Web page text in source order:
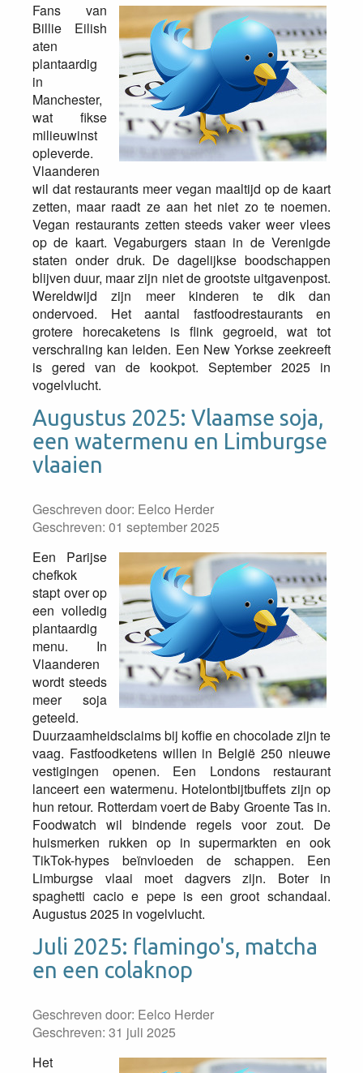
Fans van
Billie Eilish
aten
plantaardig
in
Manchester,
wat fikse
milieuwinst
opleverde.
Vlaanderen
wil dat restaurants meer vegan maaltijd op de kaart
zetten, maar raadt ze aan het niet zo te noemen.
Vegan restaurants zetten steeds vaker weer vlees
op de kaart. Vegaburgers staan in de Verenigde
staten onder druk. De dagelijkse boodschappen
blijven duur, maar zijn niet de grootste uitgavenpost.
Wereldwijd zijn meer kinderen te dik dan
ondervoed. Het aantal fastfoodrestaurants en
grotere horecaketens is flink gegroeid, wat tot
verschraling kan leiden. Een New Yorkse zeekreeft
is gered van de kookpot. September 2025 in
vogelvlucht.
Augustus 2025: Vlaamse soja,
een watermenu en Limburgse
vlaaien
Geschreven door: Eelco Herder
Geschreven: 01 september 2025
Een Parijse
chefkok
stapt over op
een volledig
plantaardig
menu. In
Vlaanderen
wordt steeds
meer soja
geteeld.
Duurzaamheidsclaims bij koffie en chocolade zijn te
vaag. Fastfoodketens willen in België 250 nieuwe
vestigingen openen. Een Londons restaurant
lanceert een watermenu. Hotelontbijtbuffets zijn op
hun retour. Rotterdam voert de Baby Groente Tas in.
Foodwatch wil bindende regels voor zout. De
huismerken rukken op in supermarkten en ook
TikTok-hypes beïnvloeden de schappen. Een
Limburgse vlaai moet dagvers zijn. Boter in
spaghetti cacio e pepe is een groot schandaal.
Augustus 2025 in vogelvlucht.
Juli 2025: flamingo's, matcha
en een colaknop
Geschreven door: Eelco Herder
Geschreven: 31 juli 2025
Het